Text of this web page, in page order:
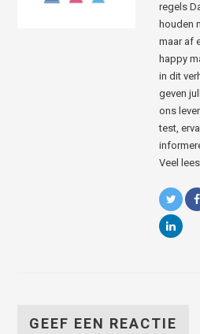
regels
houden
maar af
happy
in dit
geven
ons
test,
Veel
GEEF EEN REACTIE